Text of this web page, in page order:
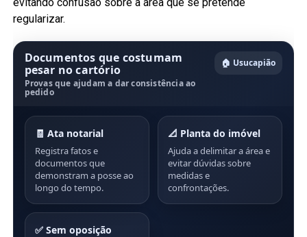
regularizar.
Documentos que costumam
pesar no cartório
Provas que ajudam a dar consistência ao
pedido
🏠 Usucapião
🧾 Ata notarial
Registra fatos e
documentos que
demonstram a posse ao
longo do tempo.
📐 Planta do imóvel
Ajuda a delimitar a área e
evitar dúvidas sobre
medidas e
confrontações.
✅ Sem oposição